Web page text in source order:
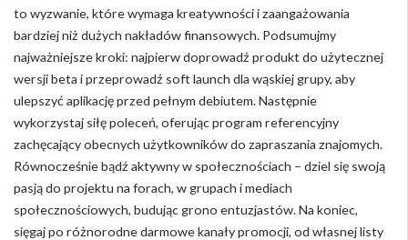
to wyzwanie, które wymaga kreatywności i zaangażowania
bardziej niż dużych nakładów finansowych. Podsumujmy
najważniejsze kroki: najpierw doprowadź produkt do użytecznej
wersji beta i przeprowadź soft launch dla wąskiej grupy, aby
ulepszyć aplikację przed pełnym debiutem. Następnie
wykorzystaj siłę poleceń, oferując program referencyjny
zachęcający obecnych użytkowników do zapraszania znajomych.
Równocześnie bądź aktywny w społecznościach – dziel się swoją
pasją do projektu na forach, w grupach i mediach
społecznościowych, budując grono entuzjastów. Na koniec,
sięgaj po różnorodne darmowe kanały promocji, od własnej listy